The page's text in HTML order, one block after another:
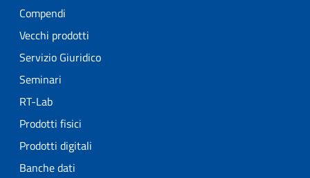
Compendi
Vecchi prodotti
Servizio Giuridico
Seminari
RT-Lab
Prodotti fisici
Prodotti digitali
Banche dati